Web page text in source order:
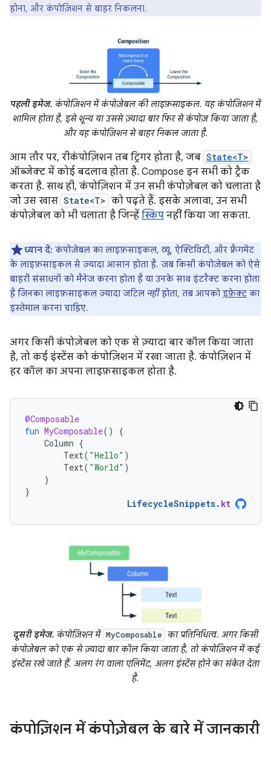
होना, और कंपोज़िशन से बाहर निकलना.
पहली इमेज. कंपोज़िशन में कंपोज़ेबल की लाइफ़साइकल. यह कंपोज़िशन में
शामिल होता है, इसे शून्य या उससे ज़्यादा बार फिर से कंपोज़ किया जाता है,
और यह कंपोज़िशन से बाहर निकल जाता है.
आम तौर पर, रीकंपोज़िशन तब ट्रिगर होता है, जब State<T>
ऑब्जेक्ट में कोई बदलाव होता है. Compose इन सभी को ट्रैक
करता है. साथ ही, कंपोज़िशन में उन सभी कंपोज़ेबल को चलाता है
जो उस खास State<T> को पढ़ते हैं. इसके अलावा, उन सभी
कंपोज़ेबल को भी चलाता है जिन्हें स्किप नहीं किया जा सकता.
ध्यान दें: कंपोज़ेबल का लाइफ़साइकल, व्यू, ऐक्टिविटी, और फ़्रैगमेंट
के लाइफ़साइकल से ज़्यादा आसान होता है. जब किसी कंपोज़ेबल को ऐसे
बाहरी संसाधनों को मैनेज करना होता है या उनके साथ इंटरैक्ट करना होता
है जिनका लाइफ़साइकल ज़्यादा जटिल नहींहोता, तब आपको इफ़ेक्ट का
इस्तेमाल करना चाहिए.
अगर किसी कंपोज़ेबल को एक से ज़्यादा बार कॉल किया जाता
है, तो कई इंस्टेंस को कंपोज़िशन में रखा जाता है. कंपोज़िशन में
हर कॉल का अपना लाइफ़साइकल होता है.
@Composable
fun MyComposable()
{
Column {
Text( "Hello" )
Text( "World" )
}
}
LifecycleSnippets. kt
दूसरी इमेज. कंपोज़िशन में MyComposable
का प्रतिनिधित्व. अगर किसी
कंपोज़ेबल को एक से ज़्यादा बार कॉल किया जाता है, तो कंपोज़िशन में कई
इंस्टेंस रखे जाते हैं. अलग रंग वाला एलिमेंट, अलग इंस्टेंस होने का संकेत देता
है.
कंपोज़िशन में कंपोज़ेबल के बारे में जानकारी